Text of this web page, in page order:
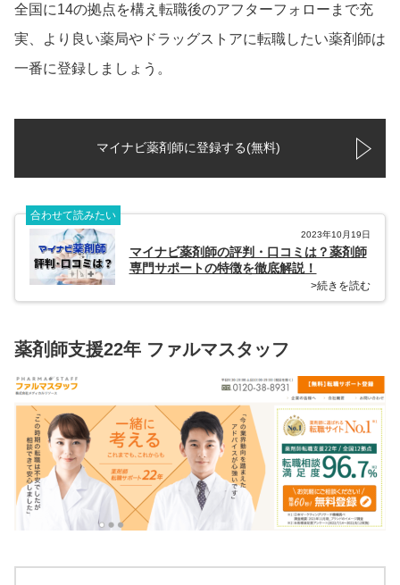
全国に14の拠点を構え転職後のアフターフォローまで充
実、より良い薬局やドラッグストアに転職したい薬剤師は
一番に登録しましょう。
マイナビ薬剤師に登録する(無料)
合わせて読みたい
2023年10月19日
マイナビ薬剤師の評判・口コミは？薬剤師
専門サポートの特徴を徹底解説！
>続きを読む
薬剤師支援22年 ファルマスタッフ